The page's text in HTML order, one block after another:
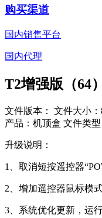
购买渠道
国内销售平台
国内代理
T2增强版（64
文件版本： 文件大小：
产品：机顶盒 文件类型
升级说明：
1、取消短按遥控器
2、增加遥控器鼠标模
3、系统优化更新，运